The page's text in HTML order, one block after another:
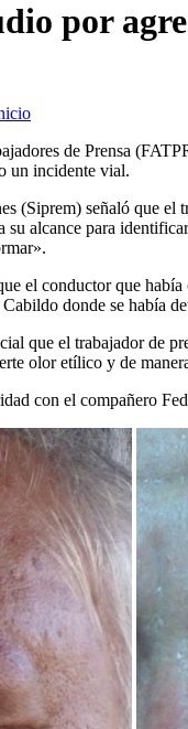
por
de Prensa
un incidente vial.
(Siprem) señaló que el
su alcance para
el conductor que
donde se había
que el trabajador de
olor etílico y de
con el compañero